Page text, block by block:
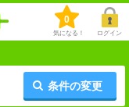
0
気になる！ ログイン
条件の変更